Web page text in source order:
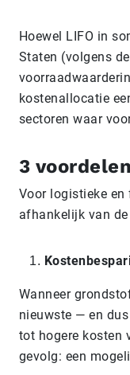
Hoewel LIFO in
Staten (volgens
kostenallocatie
sectoren waar
3
Voor logistieke en
afhankelijk van
Wanneer
nieuwste — en
tot hogere kosten
gevolg: een